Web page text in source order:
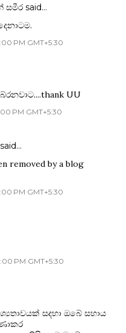
සමීර said…
PM GMT+5:30
UU
PM GMT+5:30
said…
removed by a blog
PM GMT+5:30
PM GMT+5:30
සදහා ඔබේ සහාය